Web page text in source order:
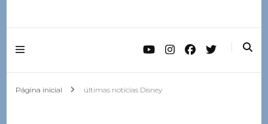
Página inicial últimas notícias Disney